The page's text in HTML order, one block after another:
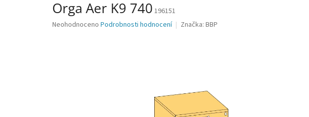
Orga Aer K9 740 196151
Průměrné
Neohodnoceno Podrobnosti hodnocení Značka: BBP